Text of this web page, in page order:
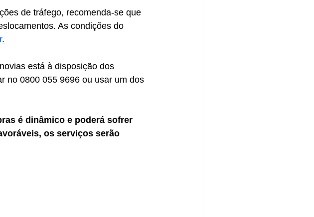
de tráfego, recomenda-se que
As condições do
.
está à disposição dos
no 0800 055 9696 ou usar um dos
é dinâmico e poderá sofrer
os serviços serão